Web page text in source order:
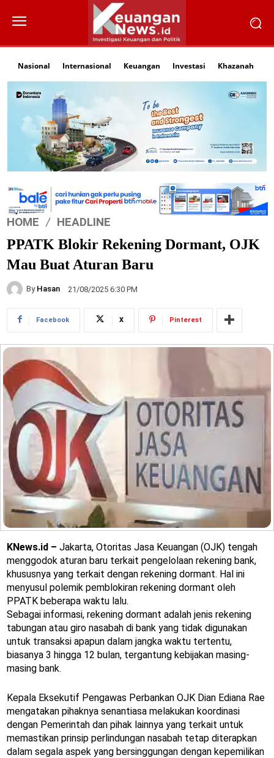
Nasional Internasional Keuangan Investasi Khazanah
HOME HEADLINE
PPATK Blokir Rekening Dormant, OJK
Mau Buat Aturan Baru
By Hasan 21/08/2025 6:30 PM
Facebook X Pinterest
KNews.id – Jakarta, Otoritas Jasa Keuangan (OJK) tengah
menggodok aturan baru terkait pengelolaan rekening bank,
khususnya yang terkait dengan rekening dormant. Hal ini
menyusul polemik pemblokiran rekening dormant oleh
PPATK beberapa waktu lalu.
Sebagai informasi, rekening dormant adalah jenis rekening
tabungan atau giro nasabah di bank yang tidak digunakan
untuk transaksi apapun dalam jangka waktu tertentu,
biasanya 3 hingga 12 bulan, tergantung kebijakan masing-
masing bank.
Kepala Eksekutif Pengawas Perbankan OJK Dian Ediana Rae
mengatakan pihaknya senantiasa melakukan koordinasi
dengan Pemerintah dan pihak lainnya yang terkait untuk
memastikan prinsip perlindungan nasabah tetap diterapkan
dalam segala aspek yang bersinggungan dengan kepemilikan